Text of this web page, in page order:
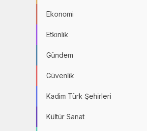
Ekonomi
Etkinlik
Gündem
Güvenlik
Kadim Türk Şehirleri
Kültür Sanat